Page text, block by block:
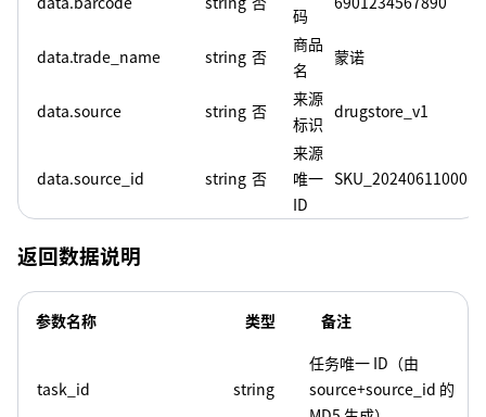
码
data.trade_name string 否
商品
名
蒙诺
data.source string 否
来源
标识
drugstore_v1
data.source_id string 否
来源
唯一
ID
SKU_202406110001
返回数据说明
参数名称 类型 备注
task_id string
任务唯一 ID（由
source+source_id 的